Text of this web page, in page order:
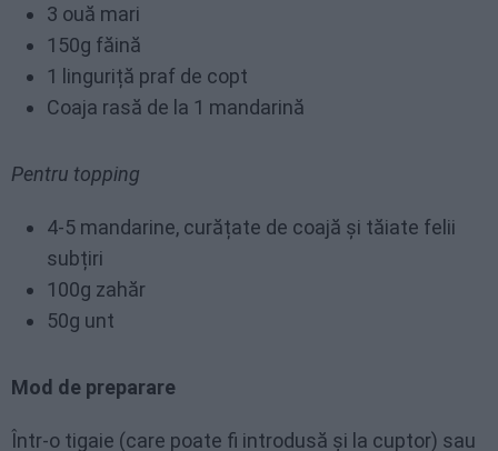
3 ouă mari
150g făină
1 linguriță praf de copt
Coaja rasă de la 1 mandarină
Pentru topping
4-5 mandarine, curățate de coajă și tăiate felii
subțiri
100g zahăr
50g unt
Mod de preparare
Într-o tigaie (care poate fi introdusă și la cuptor) sau